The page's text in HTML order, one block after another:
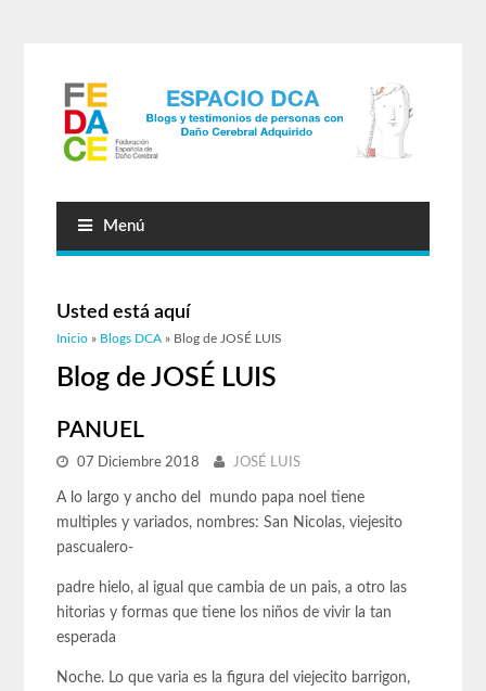
Menú
Usted está aquí
Inicio » Blogs DCA » Blog de JOSÉ LUIS
Blog de JOSÉ LUIS
PANUEL
07 Diciembre 2018 JOSÉ LUIS
A lo largo y ancho del mundo papa noel tiene
multiples y variados, nombres: San Nicolas, viejesito
pascualero-
padre hielo, al igual que cambia de un pais, a otro las
hitorias y formas que tiene los niños de vivir la tan
esperada
Noche. Lo que varia es la figura del viejecito barrigon,